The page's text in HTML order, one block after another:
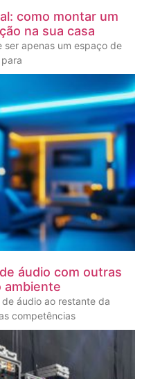
como montar um
na sua casa
ser apenas um espaço de
áudio com outras
ambiente
áudio ao restante da
competências